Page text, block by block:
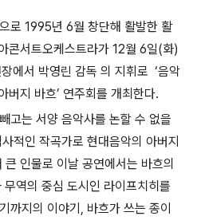
로 1995년 6월 창단해 활발한 활
콘서트오케스트라가 12월 6일(화)
에서 박영린 감독 의 지휘로 ‘음악
버지 바흐’ 연주회를 개최한다.
고는 서양 음악사를 논할 수 없을
적인 작곡가로 현대음악의 아버지
인물로 이날 공연에서는 바흐의
역의 중심 도시인 라이프치히를
까지의 이야기, 바흐가 쓰는 종이